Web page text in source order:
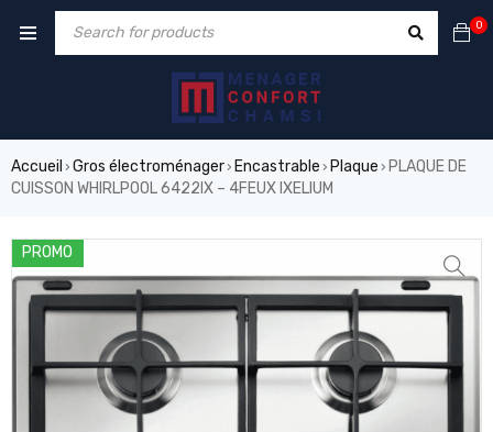
0
Accueil › Gros électroménager› Encastrable › Plaque › PLAQUE DE
CUISSON WHIRLPOOL 6422IX – 4FEUX IXELIUM
PROMO